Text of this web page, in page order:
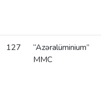
127
“Azəralüminium”
MMC